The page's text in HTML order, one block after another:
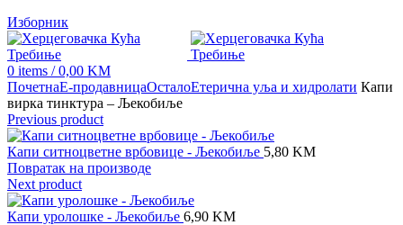
Изборник
0 items / 0,00 KM
ПочетнаЕ-продавницаОсталоЕтерична уља и хидролати Капи
вирка тинктура – Љекобиље
Previous product
Капи ситноцветне врбовице - Љекобиље 5,80 KM
Повратак на производе
Next product
Капи уролошке - Љекобиље 6,90 KM